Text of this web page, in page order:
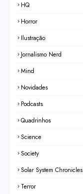
HQ
Horror
Ilustração
Jornalismo Nerd
Mind
Novidades
Podcasts
Quadrinhos
Science
Society
Solar System Chronicles
Terror